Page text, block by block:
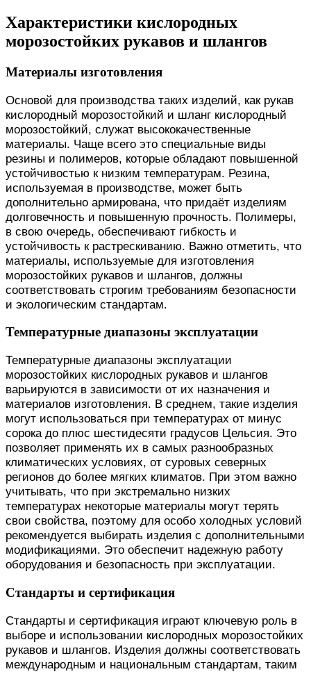
Характеристики кислородных
морозостойких рукавов и шлангов
Материалы изготовления
Основой для производства таких изделий, как рукав
кислородный морозостойкий и шланг кислородный
морозостойкий, служат высококачественные
материалы. Чаще всего это специальные виды
резины и полимеров, которые обладают повышенной
устойчивостью к низким температурам. Резина,
используемая в производстве, может быть
дополнительно армирована, что придаёт изделиям
долговечность и повышенную прочность. Полимеры,
в свою очередь, обеспечивают гибкость и
устойчивость к растрескиванию. Важно отметить, что
материалы, используемые для изготовления
морозостойких рукавов и шлангов, должны
соответствовать строгим требованиям безопасности
и экологическим стандартам.
Температурные диапазоны эксплуатации
Температурные диапазоны эксплуатации
морозостойких кислородных рукавов и шлангов
варьируются в зависимости от их назначения и
материалов изготовления. В среднем, такие изделия
могут использоваться при температурах от минус
сорока до плюс шестидесяти градусов Цельсия. Это
позволяет применять их в самых разнообразных
климатических условиях, от суровых северных
регионов до более мягких климатов. При этом важно
учитывать, что при экстремально низких
температурах некоторые материалы могут терять
свои свойства, поэтому для особо холодных условий
рекомендуется выбирать изделия с дополнительными
модификациями. Это обеспечит надежную работу
оборудования и безопасность при эксплуатации.
Стандарты и сертификация
Стандарты и сертификация играют ключевую роль в
выборе и использовании кислородных морозостойких
рукавов и шлангов. Изделия должны соответствовать
международным и национальным стандартам, таким